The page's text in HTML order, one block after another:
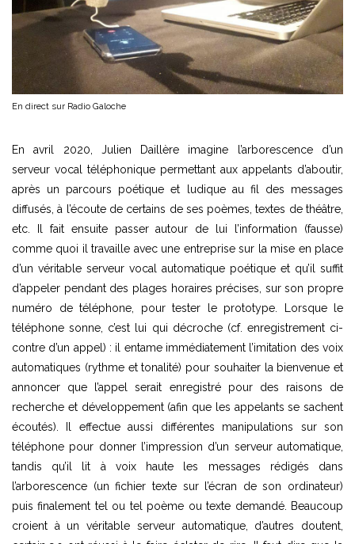
En direct sur Radio Galoche
En avril 2020, Julien Daillère imagine l’arborescence d’un
serveur vocal téléphonique permettant aux appelants d’aboutir,
après un parcours poétique et ludique au fil des messages
diffusés, à l’écoute de certains de ses poèmes, textes de théâtre,
etc. Il fait ensuite passer autour de lui l’information (fausse)
comme quoi il travaille avec une entreprise sur la mise en place
d’un véritable serveur vocal automatique poétique et qu’il suffit
d’appeler pendant des plages horaires précises, sur son propre
numéro de téléphone, pour tester le prototype. Lorsque le
téléphone sonne, c’est lui qui décroche (cf. enregistrement ci-
contre d’un appel) : il entame immédiatement l’imitation des voix
automatiques (rythme et tonalité) pour souhaiter la bienvenue et
annoncer que l’appel serait enregistré pour des raisons de
recherche et développement (afin que les appelants se sachent
écoutés). Il effectue aussi différentes manipulations sur son
téléphone pour donner l’impression d’un serveur automatique,
tandis qu’il lit à voix haute les messages rédigés dans
l’arborescence (un fichier texte sur l’écran de son ordinateur)
puis finalement tel ou tel poème ou texte demandé. Beaucoup
croient à un véritable serveur automatique, d’autres doutent,